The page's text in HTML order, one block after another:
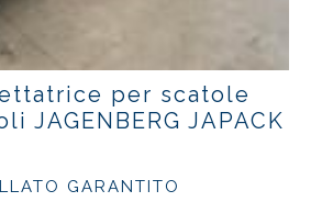
per scatole
JAGENBERG JAPACK
GARANTITO